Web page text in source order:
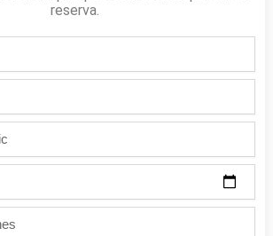
reserva.